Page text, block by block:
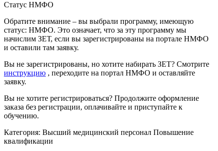
Изобразительное и прикладные виды
искусств
Средства массовой информации и
информативно-библиотечное дело
Ветеринария и зоотехника
аккредитации
Статус НМФО
Обратите внимание – вы выбрали программу, имеющую
статус: НМФО. Это означает, что за эту программу мы
начислим ЗЕТ, если вы зарегистрированы на портале НМФО
и оставили там заявку.
Вы не зарегистрированы, но хотите набирать ЗЕТ? Смотрите
инструкцию , переходите на портал НМФО и оставляйте
заявку.
Вы не хотите регистрироваться? Продолжите оформление
заказа без регистрации, оплачивайте и приступайте к
обучению.
Категория: Высший медицинский персонал Повышение
квалификации